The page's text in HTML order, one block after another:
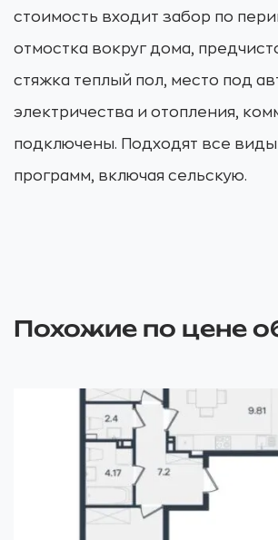
стоимость входит забор по
отмостка вокруг дома,
стяжка теплый пол, место под
электричества и отопления,
подключены. Подходят все виды
программ, включая сельскую.
Похожие по цене